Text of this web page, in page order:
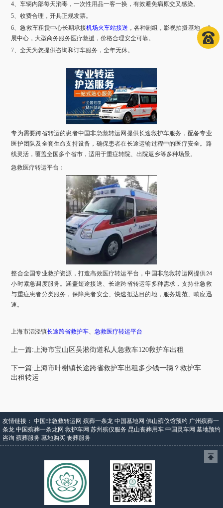
4、车辆内部每天消毒，一次性用品一客一换，有效避免病原交叉感染。
5、收费合理，开具正规发票。
6、急救车租赁中心长期承接机场火车站接送 ，各种剧组，影视拍摄基地，会
展中心，大型商务服务医疗救援，价格合理安全可靠。
7、全天为您提供咨询和订车服务，全年无休。
专为需要跨省转运的患者中国非急救转运网提供长途救护车服务，配备专业
医护团队及全套生命支持设备，确保患者在长途运输过程中的医疗安全。路
线灵活，覆盖全国多个省市，适用于重症转院、出院返乡等多种场景。
急救医疗转运平台：
整合全国专业救护资源，打造高效医疗转运平台，中国非急救转运网提供24
小时紧急调度服务。涵盖短途接送、长途跨省转运等多种需求，支持非急救
与重症患者分类服务，保障患者安全、快速抵达目的地，服务规范、响应迅
速。
上海市泗泾镇长途跨省救护车、急救医疗转运平台
上一篇:上海市宝山区吴淞街道私人急救车120救护车出租
下一篇:上海市叶榭镇长途跨省救护车出租多少钱一辆？救护车
出租转运
友情链接： 中国非急救转运网 殡葬一条龙 中国墓地网 佛山殡仪馆预约 广州殡葬一
条龙 中国殡葬一条龙网 救护车网 苏州殡仪服务 昆山丧葬用车 中国灵车网 墓地预约
咨询 殡葬服务 墓地购买 丧葬服务